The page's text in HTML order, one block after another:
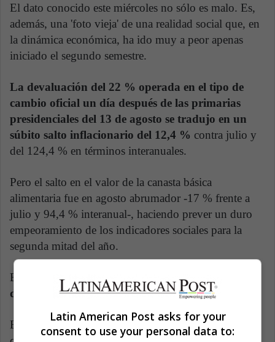
El dato conocido este miércoles no sólo es malo. Es,
además, una 'foto vieja' de una realidad social que, en
la dinámica económica, ha ido muy a peor apenas
iniciado el segundo semestre.
La devaluación del 22 % operada en el tipo de
cambio oficial un día después de las primarias
presidenciales del 13 de agosto se tradujo en un
súbito salto inflacionario del 12,4 % contra julio y
del 124,4 % en términos interanuales.
Pero el salto en el valor de la canasta básica
alimentaria fue en agosto abrumador -17 % frente a
julio y 94,4 % interanual-, haciendo prever un duro
empeoramiento de los indicadores sociales para la
segunda mitad del año.
En septiembre,
la inflación muestra signos de
desaceleración, pero a tasas aún muy elevadas.
El ministro de Economía argentino, Sergio Massa,
Latin American Post asks for your
consent to use your personal data to: